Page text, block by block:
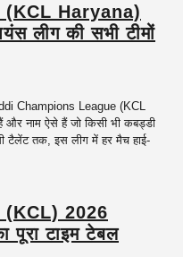
Haryana)
लीग की सभी टीमों
Champions League (KCL
और नाम ऐसे हैं जो किसी भी कबड्डी
टैलेंट तक, इस लीग में हर मैच हाई-
2026
पूरा टाइम टेबल